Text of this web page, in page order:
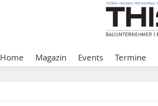
Home Magazin Events Termine